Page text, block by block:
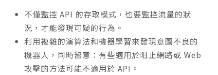
不僅監控 API 的存取模式，也要監控流量的狀
況，才能發現可疑的行為。
利用複雜的演算法和機器學習來發現意圖不良的
機器人，同時留意：有些適用於阻止網路或 Web
攻擊的方法可能不適用於 API。